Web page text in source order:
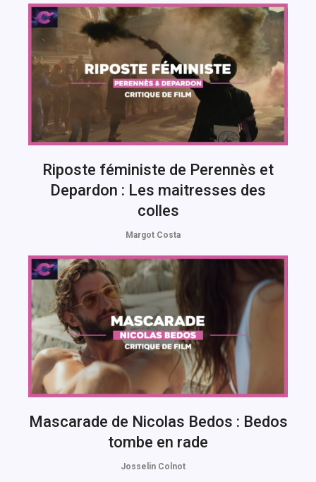
Riposte féministe de Perennès et
Depardon : Les maitresses des
colles
Margot Costa
Mascarade de Nicolas Bedos : Bedos
tombe en rade
Josselin Colnot